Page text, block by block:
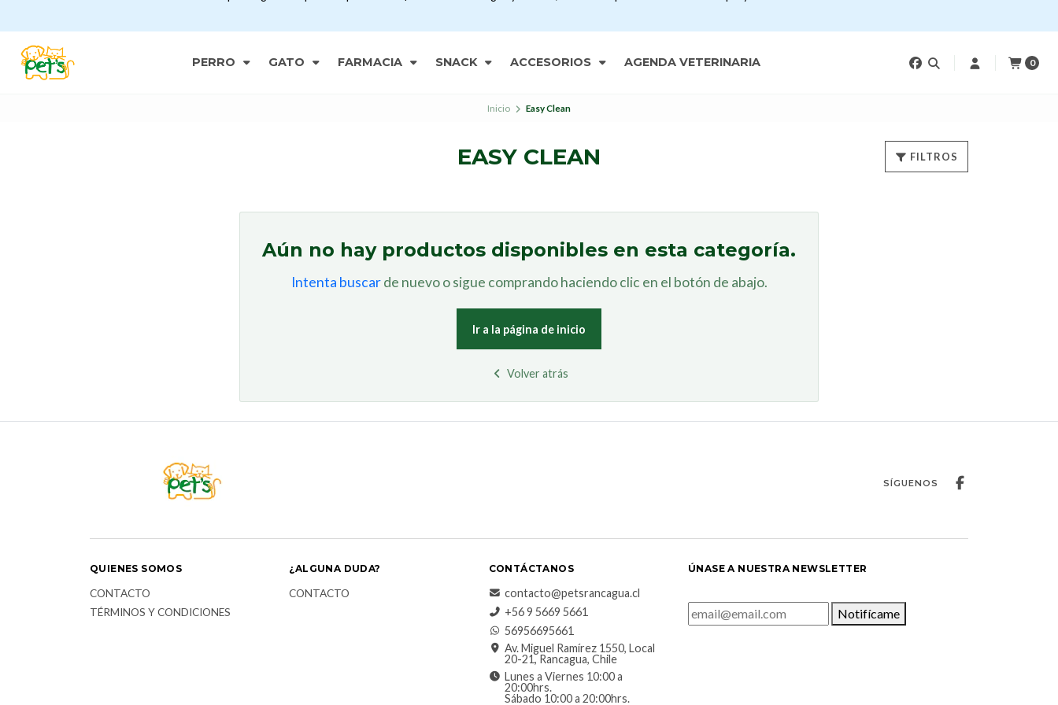
PERRO GATO FARMACIA SNACK ACCESORIOS AGENDA VETERINARIA 0
Inicio Easy Clean
EASY CLEAN FILTROS
Aún no hay productos disponibles en esta categoría.
Intenta buscarde nuevo o sigue comprando haciendo clic en el botón de abajo.
Ir a la página de inicio
Volver atrás
SÍGUENOS
QUIENES SOMOS
CONTACTO
TÉRMINOS Y CONDICIONES
¿ALGUNA DUDA?
CONTACTO
CONTÁCTANOS
contacto@petsrancagua.cl
‪+56 9 5669 5661‬
56956695661‬
Av. Miguel Ramírez 1550, Local
20-21, Rancagua, Chile
Lunes a Viernes 10:00 a
20:00hrs.
Sábado 10:00 a 20:00hrs.
ÚNASE A NUESTRA NEWSLETTER
Notifícame